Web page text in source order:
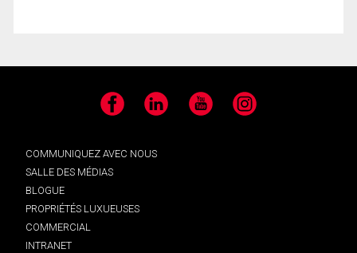
Facebook LinkedIn YouTube Instagram
COMMUNIQUEZ AVEC NOUS
SALLE DES MÉDIAS
BLOGUE
PROPRIÉTÉS LUXUEUSES
COMMERCIAL
INTRANET